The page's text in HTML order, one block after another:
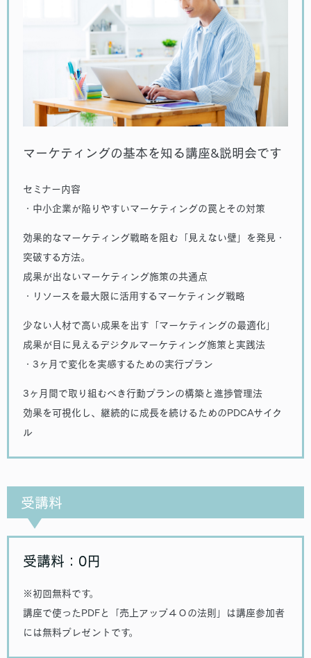
マーケティングの基本を知る講座&説明会です
セミナー内容
・中小企業が陥りやすいマーケティングの罠とその対策
効果的なマーケティング戦略を阻む「見えない壁」を発見・
突破する方法。
成果が出ないマーケティング施策の共通点
・リソースを最大限に活用するマーケティング戦略
少ない人材で高い成果を出す「マーケティングの最適化」
成果が目に見えるデジタルマーケティング施策と実践法
・3ヶ月で変化を実感するための実行プラン
3ヶ月間で取り組むべき行動プランの構築と進捗管理法
効果を可視化し、継続的に成長を続けるためのPDCAサイク
ル
受講料
受講料：0円
※初回無料です。
講座で使ったPDFと「売上アップ４０の法則」は講座参加者
には無料プレゼントです。